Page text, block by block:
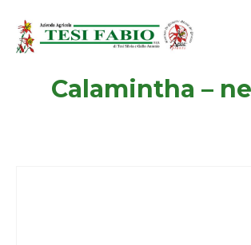
Calamintha –